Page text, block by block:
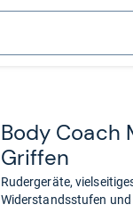
Body Coach
Grif­fen
Rudergeräte,
Widerstandsstufen